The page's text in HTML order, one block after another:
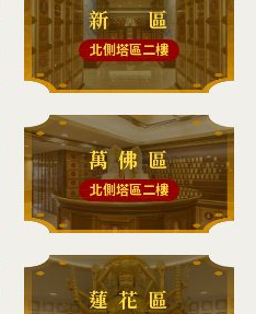
新 區
北側塔區二樓
萬 佛 區
北側塔區二樓
蓮 花 區